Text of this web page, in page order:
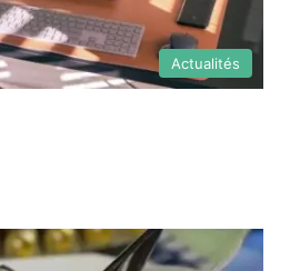
Actualités